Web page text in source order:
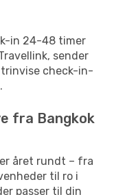
in 24-48 timer
sender
check-in-
fra Bangkok
året rundt – fra
til ro i
passer til din